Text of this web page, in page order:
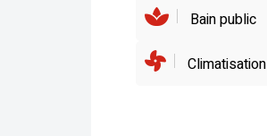
Bain public
Climatisation